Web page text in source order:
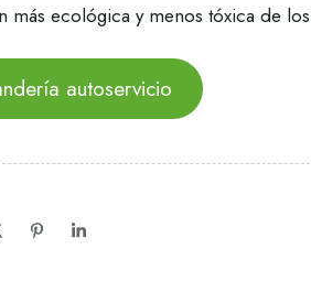
más ecológica y menos tóxica de
autoservicio